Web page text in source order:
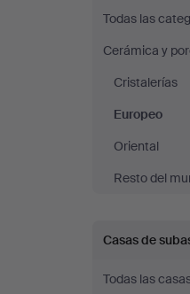
en
STO
Todas las
Cerámica y
Cristalerías
Europeo
Oriental
Resto del
Casas de
Todas las